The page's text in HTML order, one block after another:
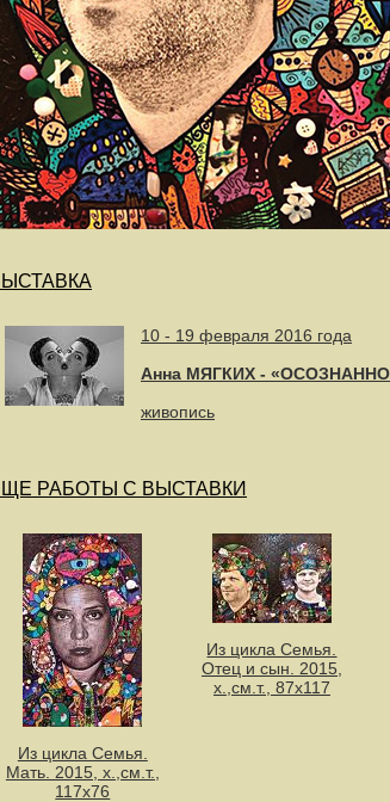
10 - 19 февраля 2016 года
Анна МЯГКИХ -
живопись
РАБОТЫ С ВЫСТАВКИ
Из цикла Семья.
Мать. 2015, х.,см.т.,
117х76
Из цикла Семья.
Отец и сын. 2015,
х.,см.т., 87х117